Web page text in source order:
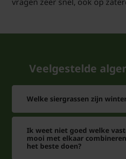
makkelijk in de omgeving
aan en geef royaal water –
voldoende. In het eerste jaar
extra te gieten, zodat
sterk wortelgestel kan vormen.
Veelgestelde
Welke siergrassen zijn
Ik weet niet goed welke
mooi met elkaar
het beste doen?